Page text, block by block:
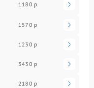
1180 р
1570 р
1230 р
3430 р
2180 р